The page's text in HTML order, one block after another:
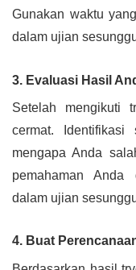
Gunakan waktu
dalam ujian
3. Evaluasi Hasil
Setelah mengikuti
cermat.
mengapa Anda
pemahaman Anda
dalam ujian
4. Buat